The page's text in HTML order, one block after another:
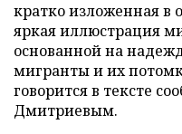
кратко изложенная в
яркая иллюстрация
основанной на
мигранты и их
говорится в тексте
Дмитриевым.